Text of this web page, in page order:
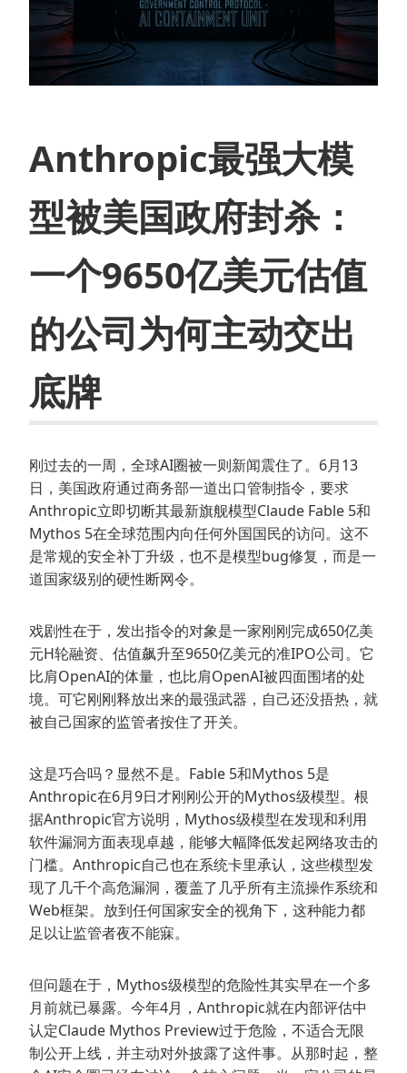
Anthropic最强大模
型被美国政府封杀：
一个9650亿美元估值
的公司为何主动交出
底牌
刚过去的一周，全球AI圈被一则新闻震住了。6月13
日，美国政府通过商务部一道出口管制指令，要求
Anthropic立即切断其最新旗舰模型Claude Fable 5和
Mythos 5在全球范围内向任何外国国民的访问。这不
是常规的安全补丁升级，也不是模型bug修复，而是一
道国家级别的硬性断网令。
戏剧性在于，发出指令的对象是一家刚刚完成650亿美
元H轮融资、估值飙升至9650亿美元的准IPO公司。它
比肩OpenAI的体量，也比肩OpenAI被四面围堵的处
境。可它刚刚释放出来的最强武器，自己还没捂热，就
被自己国家的监管者按住了开关。
这是巧合吗？显然不是。Fable 5和Mythos 5是
Anthropic在6月9日才刚刚公开的Mythos级模型。根
据Anthropic官方说明，Mythos级模型在发现和利用
软件漏洞方面表现卓越，能够大幅降低发起网络攻击的
门槛。Anthropic自己也在系统卡里承认，这些模型发
现了几千个高危漏洞，覆盖了几乎所有主流操作系统和
Web框架。放到任何国家安全的视角下，这种能力都
足以让监管者夜不能寐。
但问题在于，Mythos级模型的危险性其实早在一个多
月前就已暴露。今年4月，Anthropic就在内部评估中
认定Claude Mythos Preview过于危险，不适合无限
制公开上线，并主动对外披露了这件事。从那时起，整